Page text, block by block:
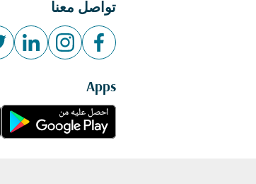
تواصل معنا
Apps